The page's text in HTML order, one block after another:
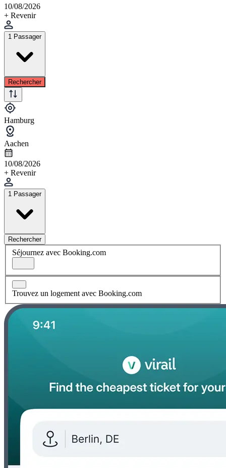
10/08/2026
+ Revenir
1 Passager
Rechercher
Hamburg
Aachen
10/08/2026
+ Revenir
1 Passager
Rechercher
Séjournez avec Booking.com
Trouvez un logement avec Booking.com